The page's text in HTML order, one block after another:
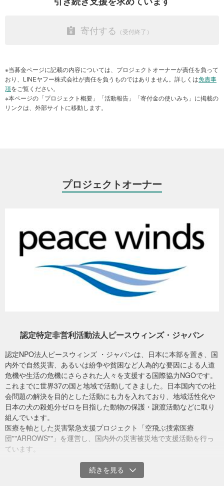
毛布を運ぶ支援チーム（2023年12月、中国）
■提携団体「公羊会」からの報告
公羊会レスキューチームは甘粛省地震救援のために、合計で隊員33
名（浙江チーム9人、陝西チーム6人、甘粛チーム10人、四川チーム
8人）と捜索救助犬2頭を派遣しました。生命探知機などの専門的な
救助用資機材を携帯し、2023年12月19日午後18時頃に被災地に集
結、甘粛の積石山県大河家鎮に到着しました。
寄付する
※当募金ページに記載の内容については、プロジェクトオーナーが責任を負って
おり、LINEヤフー株式会社が責任を負うものではありません。詳しくは免責事
項をご覧ください。
※本ページの「プロジェクト概要」「活動報告」「寄付金の使いみち」に掲載の
リンクは、外部サイトに移動します。
プロジェクトオーナー
認定特定非営利活動法人ピースウィンズ・ジャパン
認定NPO法人ピースウィンズ ・ジャパンは、日本に本部を置き、国
内外で自然災害、あるいは紛争や貧困など人為的な要因による人道
危機や生活の危機にさらされた人々を支援する国際協力NGOです。
これまでに世界37の国と地域で活動してきました。日本国内での社
会問題の解決を目的とした活動にも力を入れており、地域活性化や
日本の犬の殺処分ゼロを目指した動物の保護・譲渡活動などに取り
組んでいます。
医療を軸とした災害緊急支援プロジェクト「空飛ぶ捜索医療
団""ARROWS""」を運営し、国内外の災害被災地で支援活動を行っ
ています。